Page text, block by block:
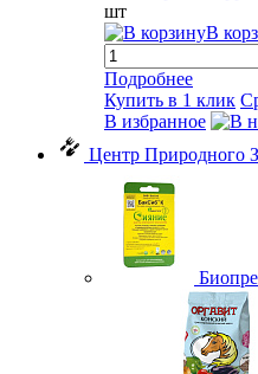
шт
В
Подробнее
Купить в 1 клик
В избранное
Центр Природного